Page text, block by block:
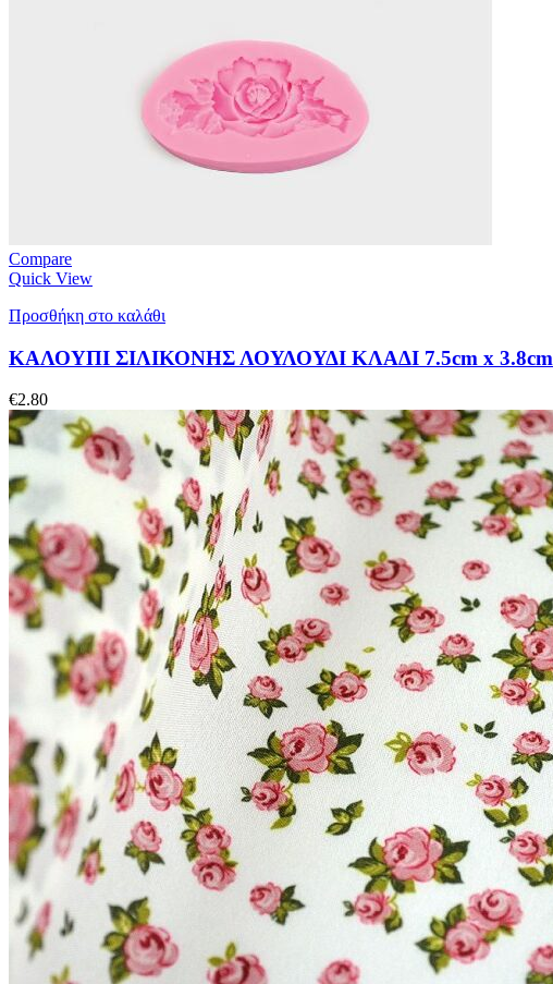
Compare
Quick View
Προσθήκη στο καλάθι
ΚΑΛΟΥΠΙ ΣΙΛΙΚΟΝΗΣ ΛΟΥΛΟΥΔΙ ΚΛΑΔΙ 7.5cm x 3.8cm
€2.80